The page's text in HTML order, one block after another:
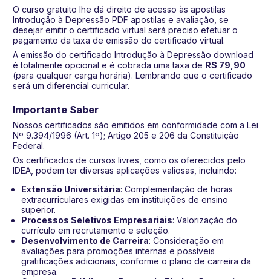
O curso gratuito lhe dá direito de acesso às apostilas
Introdução à Depressão PDF apostilas e avaliação, se
desejar emitir o certificado virtual será preciso efetuar o
pagamento da taxa de emissão do certificado virtual.
A emissão do certificado Introdução à Depressão download
é totalmente opcional e é cobrada uma taxa de R$ 79,90
(para qualquer carga horária). Lembrando que o certificado
será um diferencial curricular.
Importante Saber
Nossos certificados são emitidos em conformidade com a Lei
Nº 9.394/1996 (Art. 1º); Artigo 205 e 206 da Constituição
Federal.
Os certificados de cursos livres, como os oferecidos pelo
IDEA, podem ter diversas aplicações valiosas, incluindo:
Extensão Universitária: Complementação de horas
extracurriculares exigidas em instituições de ensino
superior.
Processos Seletivos Empresariais: Valorização do
currículo em recrutamento e seleção.
Desenvolvimento de Carreira: Consideração em
avaliações para promoções internas e possíveis
gratificações adicionais, conforme o plano de carreira da
empresa.